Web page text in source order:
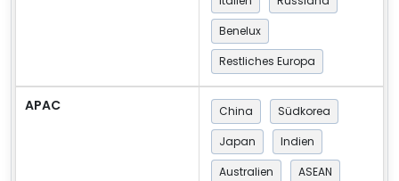
Benelux
Restliches Europa
APAC China
Südkorea
Japan
Indien
Australien
ASEAN